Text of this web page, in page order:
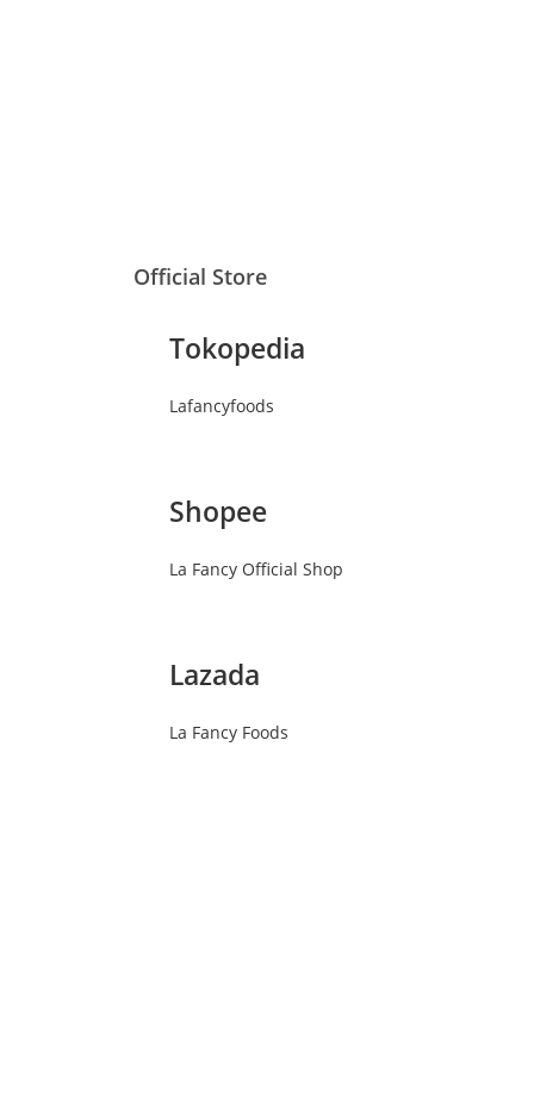
Official Store
Tokopedia
Lafancyfoods
Shopee
La Fancy Official Shop
Lazada
La Fancy Foods